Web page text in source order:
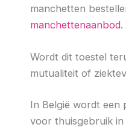
manchetten
manchettenaanbod.
Wordt dit toestel
mutualiteit of
In België wordt een
voor thuisgebruik